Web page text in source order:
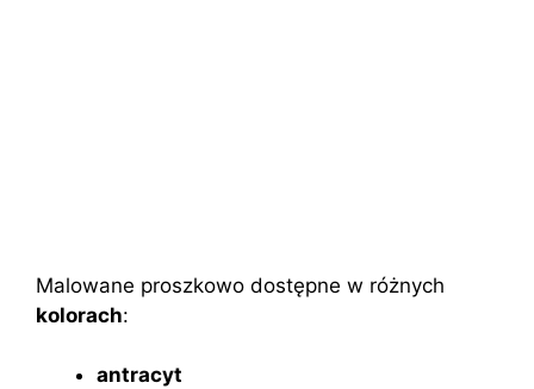
Malowane proszkowo dostępne w różnych
kolorach:
antracyt